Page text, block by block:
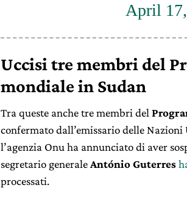
April
Uccisi tre membri del
mondiale in Sudan
Tra queste anche tre membri del
confermato dall’emissario delle Nazioni
l’agenzia Onu ha annunciato di aver
segretario generaleAntónio Guterres
processati.